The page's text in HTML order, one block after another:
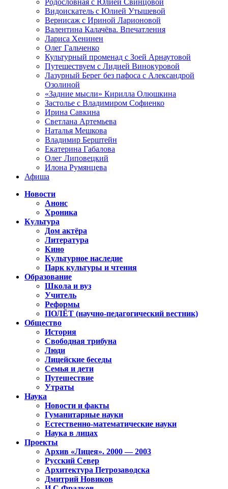
Родословная с Юлией Свинцовой
Видоискатель с Юлией Утышевой
Вернисаж с Ириной Ларионовой
Валентина Калачёва. Впечатления
Лариса Хенинен
Олег Гальченко
Культурный променад с Зоей Арнаутовой
Путешествуем с Лидией Винокуровой
Лазурный Берег без пафоса с Александрой
Озолиной
«Задние мысли» Кирилла Олюшкина
Застолье с Владимиром Софиенко
Ирина Савкина
Светлана Артемьева
Наталья Мешкова
Владимир Берштейн
Екатерина Габалова
Олег Липовецкий
Илона Румянцева
Афиша
Новости
Анонс
Хроника
Культура
Дом актёра
Литература
Кино
Культурное наследие
Парк культуры и чтения
Образование
Школа и вуз
Учитель
Реформы
ПОЛЁТ (научно-педагогический вестник)
Общество
История
Свободная трибуна
Люди
Лицейские беседы
Семья и дети
Путешествие
Утраты
Наука
Новости и факты
Гуманитарные науки
Естественно-математические науки
Наука в лицах
Проекты
Архив «Лицея». 2000 — 2003
Русский Север
Архитектура Петрозаводска
Дмитрий Новиков